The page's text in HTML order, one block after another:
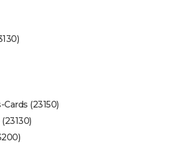
(23150)